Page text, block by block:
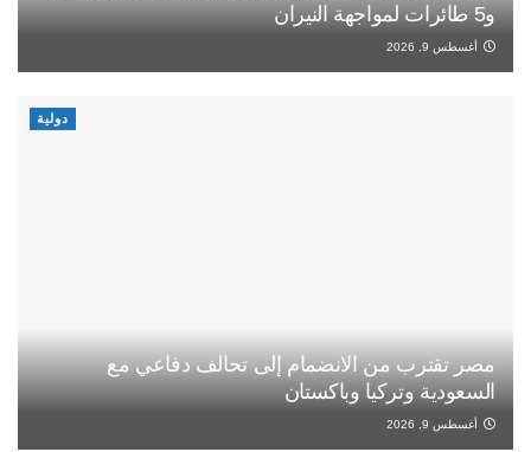
و5 طائرات لمواجهة النيران
أغسطس 9, 2026
دولية
مصر تقترب من الانضمام إلى تحالف دفاعي مع
السعودية وتركيا وباكستان
أغسطس 9, 2026